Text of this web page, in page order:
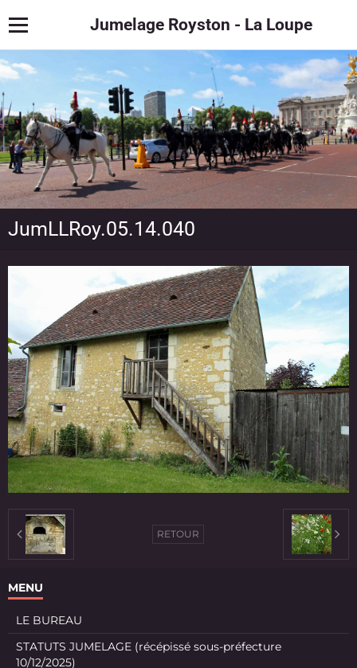
Jumelage Royston - La Loupe
JumLLRoy.05.14.040
RETOUR
MENU
LE BUREAU
STATUTS JUMELAGE (récépissé sous-préfecture
10/12/2025)